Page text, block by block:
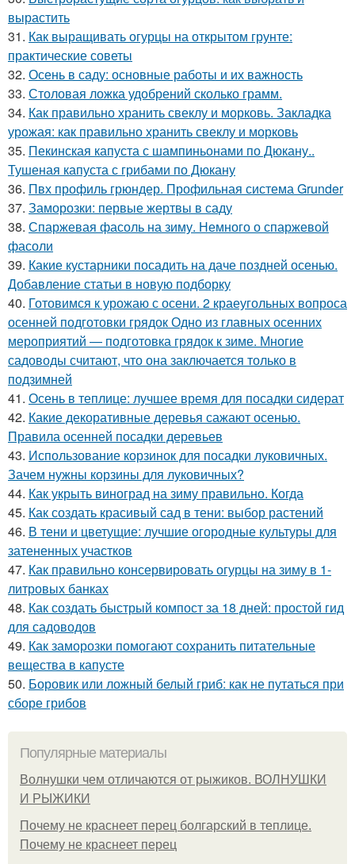
вырастить
31. Как выращивать огурцы на открытом грунте:
практические советы
32. Осень в саду: основные работы и их важность
33. Столовая ложка удобрений сколько грамм.
34. Как правильно хранить свеклу и морковь. Закладка
урожая: как правильно хранить свеклу и морковь
35. Пекинская капуста с шампиньонами по Дюкану..
Тушеная капуста с грибами по Дюкану
36. Пвх профиль грюндер. Профильная система Grunder
37. Заморозки: первые жертвы в саду
38. Спаржевая фасоль на зиму. Немного о спаржевой
фасоли
39. Какие кустарники посадить на даче поздней осенью.
Добавление статьи в новую подборку
40. Готовимся к урожаю с осени. 2 краеугольных вопроса
осенней подготовки грядок Одно из главных осенних
мероприятий — подготовка грядок к зиме. Многие
садоводы считают, что она заключается только в
подзимней
41. Осень в теплице: лучшее время для посадки сидерат
42. Какие декоративные деревья сажают осенью.
Правила осенней посадки деревьев
43. Использование корзинок для посадки луковичных.
Зачем нужны корзины для луковичных?
44. Как укрыть виноград на зиму правильно. Когда
45. Как создать красивый сад в тени: выбор растений
46. В тени и цветущие: лучшие огородные культуры для
затененных участков
47. Как правильно консервировать огурцы на зиму в 1-
литровых банках
48. Как создать быстрый компост за 18 дней: простой гид
для садоводов
49. Как заморозки помогают сохранить питательные
вещества в капусте
50. Боровик или ложный белый гриб: как не путаться при
сборе грибов
Популярные материалы
Волнушки чем отличаются от рыжиков. ВОЛНУШКИ
И РЫЖИКИ
Почему не краснеет перец болгарский в теплице.
Почему не краснеет перец